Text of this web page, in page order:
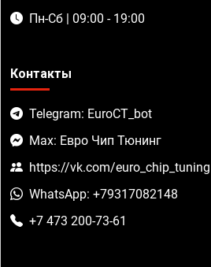
Пн-Сб | 09:00 - 19:00
Контакты
Telegram: EuroCT_bot
Max: Евро Чип Тюнинг
https://vk.com/euro_chip_tuning
WhatsApp: +79317082148
+7 473 200-73-61